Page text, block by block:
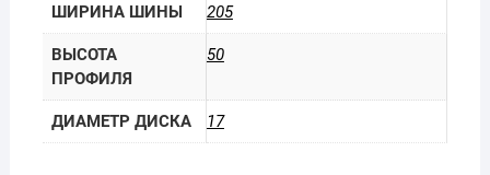
ШИРИНА ШИНЫ 205
ВЫСОТА
ПРОФИЛЯ
50
ДИАМЕТР ДИСКА 17